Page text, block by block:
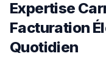
Expertise
Facturation
Quotidien